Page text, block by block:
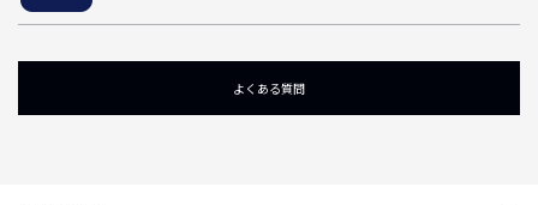
よくある質問